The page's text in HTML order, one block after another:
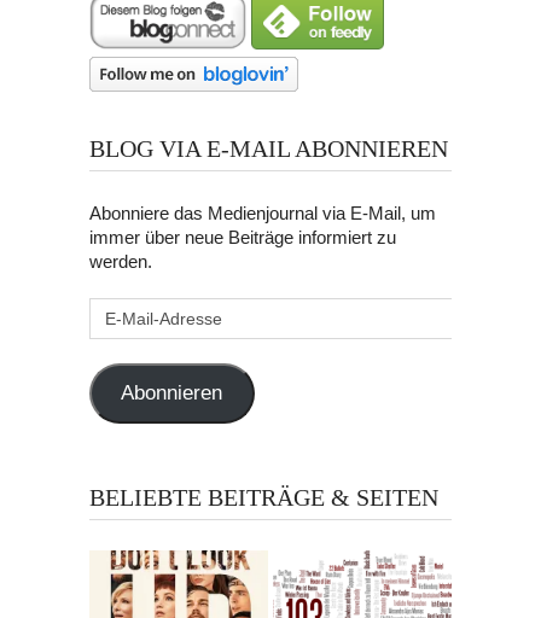
BLOG VIA E-MAIL ABONNIEREN
Abonniere das Medienjournal via E-Mail, um
immer über neue Beiträge informiert zu
werden.
Abonnieren
BELIEBTE BEITRÄGE & SEITEN